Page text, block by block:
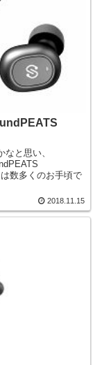
と思い、
数多くのお手頃で
2018.11.15